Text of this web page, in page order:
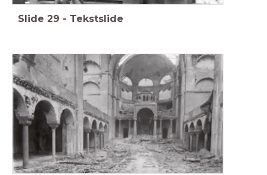
Slide 29 - Tekstslide